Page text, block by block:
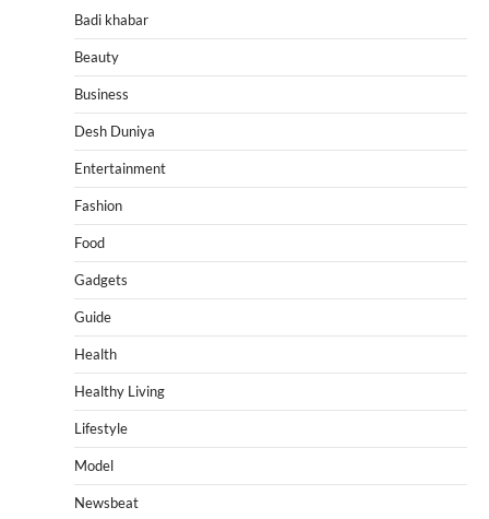
Badi khabar
Beauty
Business
Desh Duniya
Entertainment
Fashion
Food
Gadgets
Guide
Health
Healthy Living
Lifestyle
Model
Newsbeat